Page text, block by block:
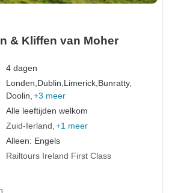
Dublin & Kliffen van Moher
4 dagen
Londen,Dublin,Limerick,Bunratty,
Doolin, +3 meer
Alle leeftijden welkom
Zuid-Ierland +1 meer
Alleen: Engels
Railtours Ireland First Class